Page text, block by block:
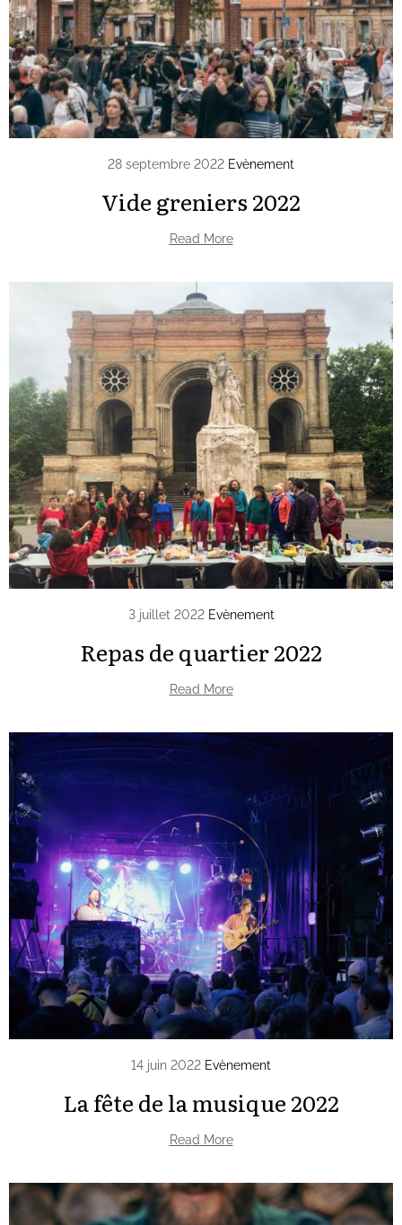
28 septembre 2022 Evènement
Vide greniers 2022
Read More
3 juillet 2022 Evènement
Repas de quartier 2022
Read More
14 juin 2022 Evènement
La fête de la musique 2022
Read More